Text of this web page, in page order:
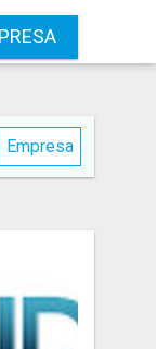
Empresa